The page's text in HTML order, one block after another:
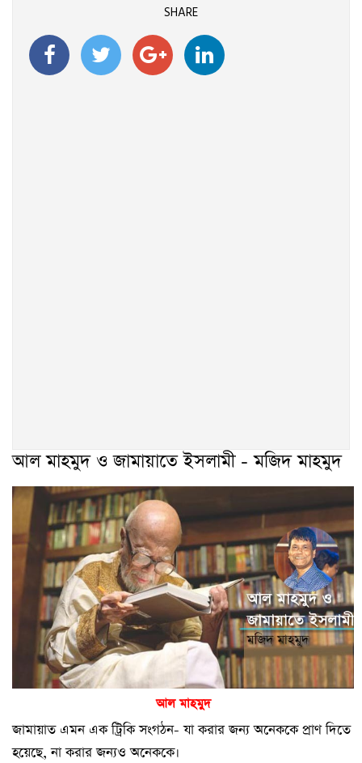
SHARE
আল মাহমুদ ও জামায়াতে ইসলামী - মজিদ মাহমুদ
আল মাহমুদ
জামায়াত এমন এক ট্রিকি সংগঠন- যা করার জন্য অনেককে প্রাণ দিতে
হয়েছে, না করার জন্যও অনেককে।